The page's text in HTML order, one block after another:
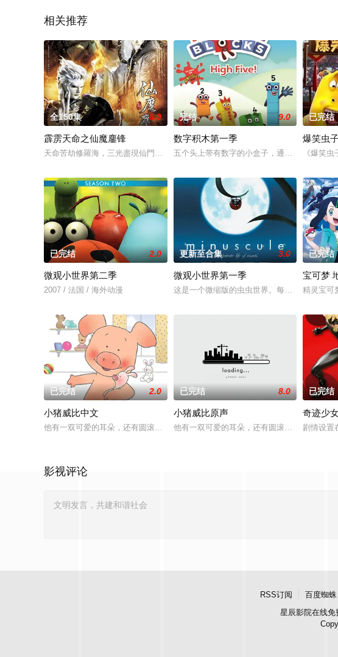
相关推荐
全150集 8.0
霹雳天命之仙魔鏖锋
天命苦劫修羅海，三光盡現仙門在，仙魔鏖鋒戰雲開，邪心魔佛見如來。昔日精幽
完结 9.0
数字积木第一季
五个头上带有数字的小盒子，通过一系列生动
已完结
爆笑虫
《爆笑
已完结 2.0
微观小世界第二季
2007 / 法国 / 海外动漫
更新至合集 3.0
微观小世界第一季
这是一个微缩版的虫虫世界。每个故事的主角
已完结
宝可梦
精
已完结 2.0
小猪威比中文
他有一双可爱的耳朵，还有圆滚滚胖乎乎的身体，还有一只可爱的大鼻子，他就是
已完结 8.0
小猪威比原声
他有一双可爱的耳朵，还有圆滚滚胖乎乎的身
已完结
奇迹少
剧情设置
影视评论
RSS订阅 百度蜘蛛
星辰影院在线免